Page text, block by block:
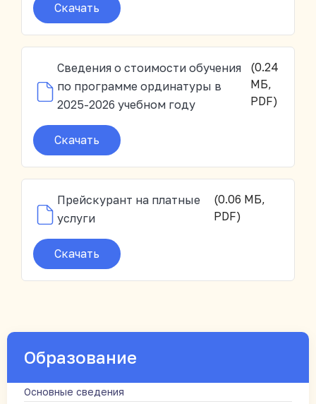
Образование
Основные сведения
Скачать
Сведения о стоимости обучения
по программе ординатуры в
2025-2026 учебном году
(0.24
МБ,
PDF)
Скачать
Прейскурант на платные
услуги
(0.06 МБ,
PDF)
Скачать